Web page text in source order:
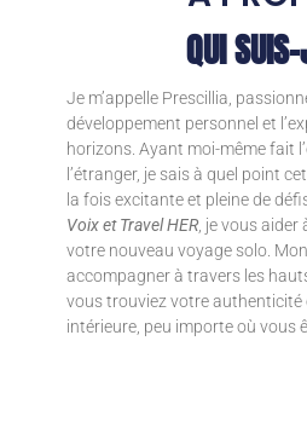
QUI
Je m’appelle Prescillia,
développement personnel et
horizons. Ayant moi-même fait
l’étranger, je sais à quel point
la fois excitante et pleine de
Voix et Travel HER, je vous aider
votre nouveau voyage solo.
accompagner à travers les
vous trouviez votre authenticité
intérieure, peu importe où vous